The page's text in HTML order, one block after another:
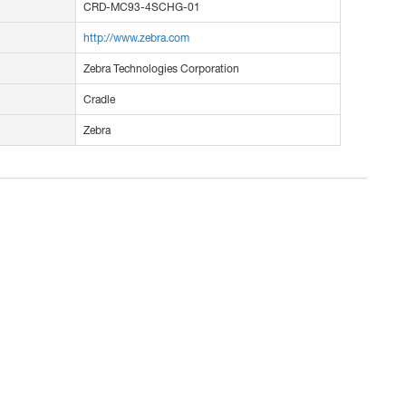
CRD-MC93-4SCHG-01
http://www.zebra.com
Zebra Technologies Corporation
Cradle
Zebra